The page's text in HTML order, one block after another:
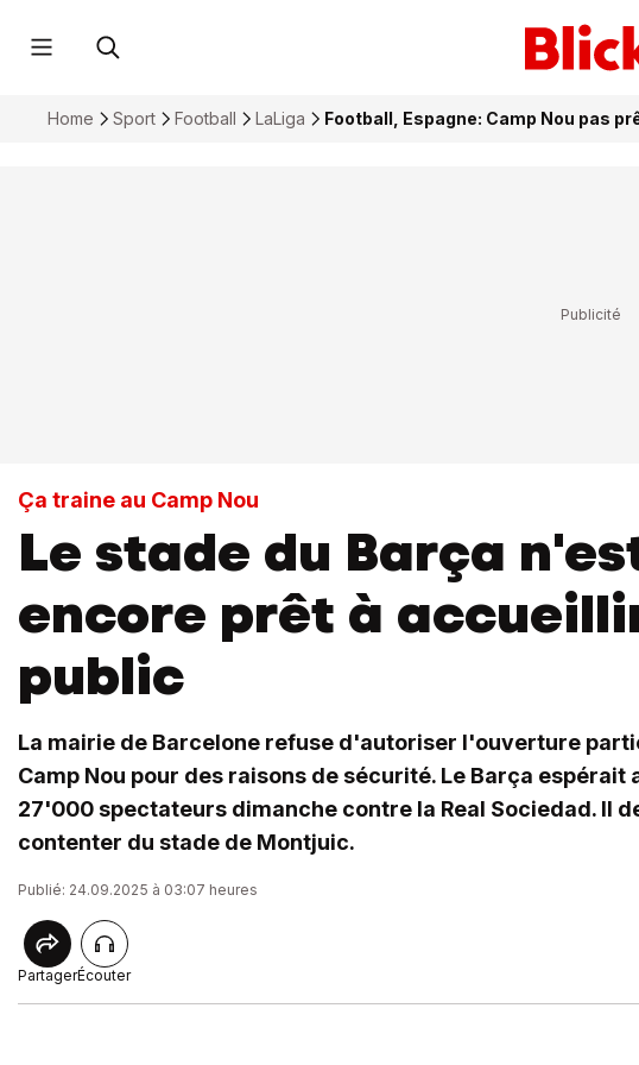
Home Sport Football LaLiga Football, Espagne: Camp Nou pas
Ça traine au Camp Nou
Le stade du Barça
encore prêt à
public
La mairie de Barcelone refuse d'autoriser l'ouverture
Camp Nou pour des raisons de sécurité. Le Barça espérait
27'000 spectateurs dimanche contre la Real Sociedad. Il
contenter du stade de Montjuic.
Publié: 24.09.2025 à 03:07 heures
PartagerÉcouter